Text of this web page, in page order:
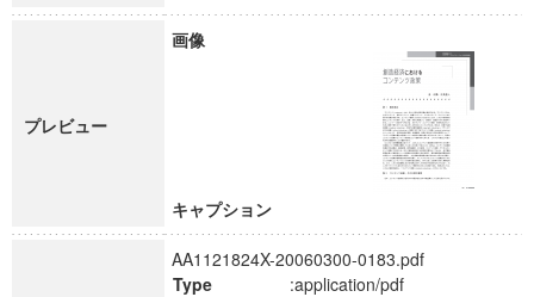
プレビュー
画像
キャプション
AA1121824X-20060300-0183.pdf
Type
:application/pdf